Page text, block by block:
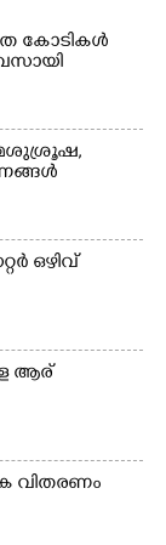
കോടികൾ
ഒഴിവ്
ആര്
വിതരണം